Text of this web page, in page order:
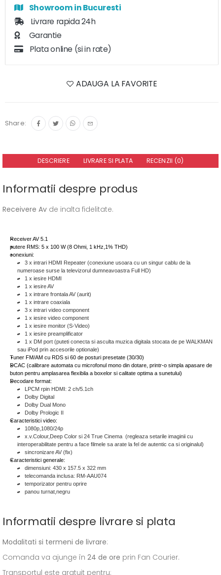
Showroom in Bucuresti
Livrare rapida 24h
Garantie
Plata online (si in rate)
ADAUGA LA FAVORITE
Share:
DESCRIERE LIVRARE SI PLATA RECENZII (0)
Informatii despre produs
Receivere Av de inalta fidelitate.
Receiver AV 5.1
putere RMS: 5 x 100 W (8 Ohmi, 1 kHz,1% THD)
conexiuni:
3 x intrari HDMI Repeater (conexiune usoara cu un singur cablu de la
numeroase surse la televizorul dumneavoastra Full HD)
1 x iesire HDMI
1 x iesire AV
1 x intrare frontala AV (aurit)
1 x intrare coaxiala
3 x intrari video component
1 x iesire video component
1 x iesire monitor (S-Video)
1 x iesire preamplificator
1 x DM port (puteti conecta si asculta muzica digitala stocata de pe WALKMAN
sau iPod prin accesorile optionale)
Tuner FM/AM cu RDS si 60 de posturi presetate (30/30)
DCAC (calibrare automata cu microfonul mono din dotare, printr-o simpla apasare de
buton pentru amplasarea flexibila a boxelor si calitate optima a sunetului)
Decodare format:
LPCM rpin HDMI: 2 ch/5.1ch
Dolby Digital
Dolby Dual Mono
Dolby Prologic II
Caracteristici video:
1080p,1080/24p
x.v.Colour,Deep Color si 24 True Cinema (regleaza setarile imaginii cu
interoperabilitate pentru a face filmele sa arate la fel de autentic ca si originalul)
sincronizare AV (fix)
Caracteristici generale:
dimensiuni: 430 x 157.5 x 322 mm
telecomanda inclusa: RM-AAU074
temporizator pentru oprire
panou turnat,negru
Informatii despre livrare si plata
Modalitati si termeni de livrare:
Comanda va ajunge în 24 de ore prin Fan Courier.
Transportul este gratuit pentru: